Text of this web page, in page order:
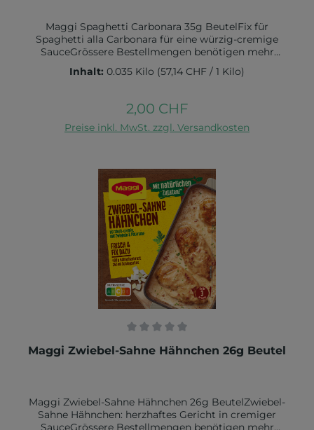
Maggi Spaghetti Carbonara 35g BeutelFix für
Spaghetti alla Carbonara für eine würzig-cremige
SauceGrössere Bestellmengen benötigen mehr
LieferzeitZutaten:Kartoffelstärke, WEIZENMEHL,
Sonnenblumenöl, 8,7% geräucherter Speck (Speck,
(Knoblauch, Pfeffer, Muskatnuss, Bockshornklee,
Kurkuma), EIGELBPULVER, 2,8% KÄSE,
MILCHZUCKER, 1,9% HARTKÄSE,
SELLERIE, SENF und SOJA enthalten.Nährwert pro
100g:Brennwert in kJ 594 / kcal 139Fett in
3,8g davon gesättigte Fettsäuren in
1,8gKohlenhydrate in 21,5g davon Zucker in
1,3gEiweiß in 4,7gSalz in 0,75g
Inhalt: 0.035 Kilo (57,14 CHF / 1 Kilo)
Regulärer Preis:
2,00 CHF
Preise inkl. MwSt. zzgl. Versandkosten
In den Warenkorb
Durchschnittliche Bewertung von 0 von 5 Sternen
Maggi Zwiebel-Sahne Hähnchen 26g Beutel
Maggi Zwiebel-Sahne Hähnchen 26g BeutelZwiebel-
Sahne Hähnchen: herzhaftes Gericht in cremiger
SauceGrössere Bestellmengen benötigen mehr